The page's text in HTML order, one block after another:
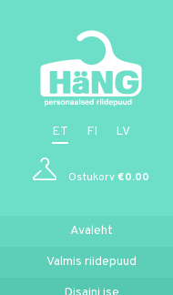
ET FI LV
Ostukorv€0.00
Avaleht
Valmis riidepuud